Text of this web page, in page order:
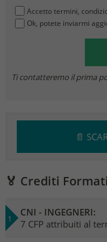
Accetto termini,
Ok, potete inviarmi
Ti contatteremo il prima
📄
🏅 Crediti
CNI - INGEGNERI:
7 CFP attribuiti al